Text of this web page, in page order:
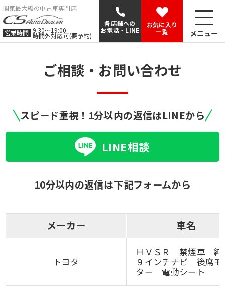
関東最大級の中古車専門店
営業時間 9:30〜19:00
時間外対応可(要予約)
各店舗への
お電話・LINE
お気に入り
一覧
メニュー
ご相談・お問い合わせ
スピード重視！1分以内の返信はLINEから
LINE相談
10分以内の返信は下記フォームから
メーカー 車名
トヨタ
ＨＶＳＲ 禁煙車 純
９インチナビ 後席モ
ター 電動シート